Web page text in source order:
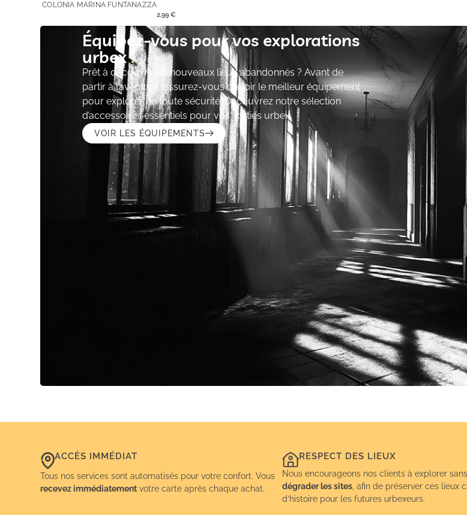
COLONIA MARINA FUNTANAZZA
2,99€
Équipez-vous pour vos explorations
urbex
Prêt à découvrir de nouveaux lieux abandonnés ? Avant de
partir à l’aventure, assurez-vous d’avoir le meilleur équipement
pour explorer en toute sécurité. Découvrez notre sélection
d’accessoires essentiels pour vos sorties urbex.
VOIR LES ÉQUIPEMENTS
ACCÈS IMMÉDIAT
Tous nos services sont automatisés pour votre confort. Vous
recevez immédiatement votre carte après chaque achat.
RESPECT DES LIEUX
Nous encourageons nos clients à explorer sans
dégrader les sites , afin de préserver ces lieux
d’histoire pour les futures urbexeurs.